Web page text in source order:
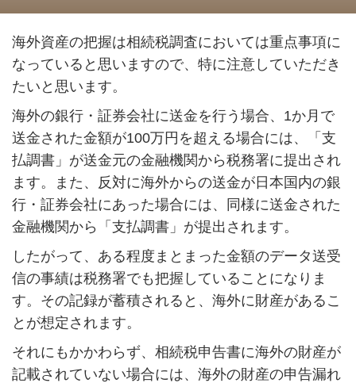
海外資産の把握は相続税調査においては重点事項に
なっていると思いますので、特に注意していただき
たいと思います。
海外の銀行・証券会社に送金を行う場合、 1か月で
送金された金額が100万円を超える場合には、「支
払調書」が送金元の金融機関から税務署に提出され
ます。また、反対に海外からの送金が日本国内の銀
行・証券会社にあった場合には、同様に送金された
金融機関から「支払調書」が提出されます。
したがって、ある程度まとまった金額のデータ送受
信の事績は税務署でも把握していることになりま
す。その記録が蓄積されると、海外に財産があるこ
とが想定されます。
それにもかかわらず、相続税申告書に海外の財産が
記載されていない場合には、海外の財産の申告漏れ